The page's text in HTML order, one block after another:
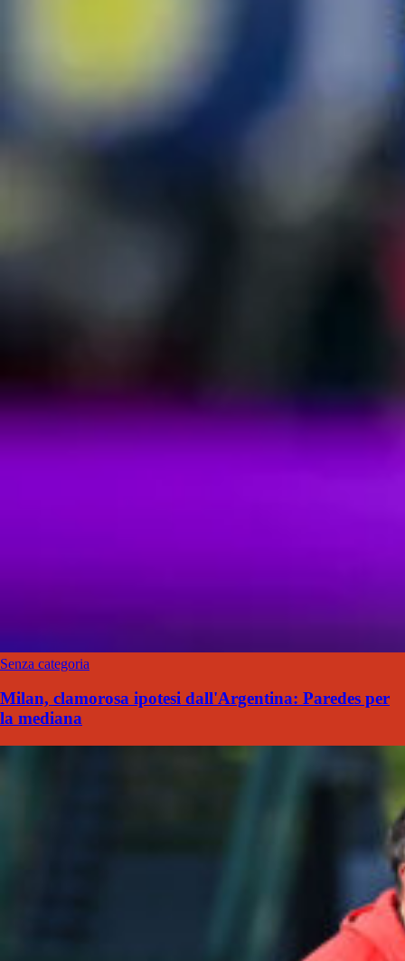
Senza categoria
Milan, clamorosa ipotesi dall'Argentina: Paredes per
la mediana